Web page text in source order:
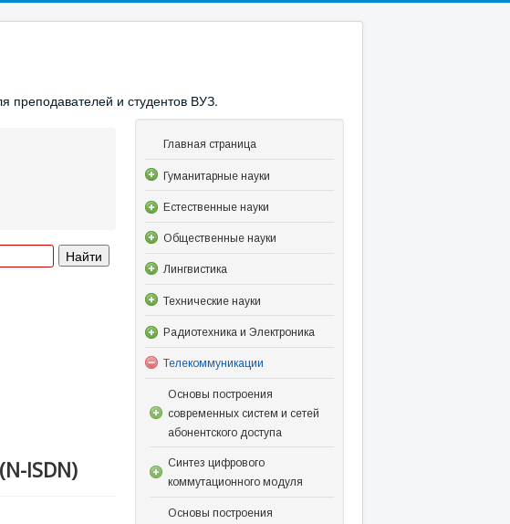
преподавателей и студентов ВУЗ.
ISDN)
Главная страница
Гуманитарные науки
Естественные науки
Общественные науки
Лингвистика
Технические науки
Радиотехника и Электроника
Телекоммуникации
Основы построения
современных систем и сетей
абонентского доступа
Синтез цифрового
коммутационного модуля
Основы построения